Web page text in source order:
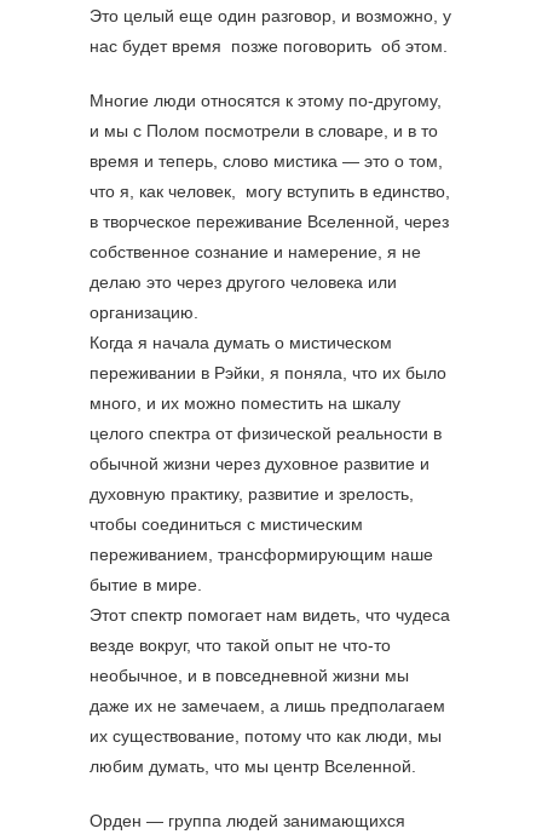
Это целый еще один разговор, и возможно, у
нас будет время позже поговорить об этом.
Многие люди относятся к этому по-другому,
и мы с Полом посмотрели в словаре, и в то
время и теперь, слово мистика — это о том,
что я, как человек, могу вступить в единство,
в творческое переживание Вселенной, через
собственное сознание и намерение, я не
делаю это через другого человека или
организацию.
Когда я начала думать о мистическом
переживании в Рэйки, я поняла, что их было
много, и их можно поместить на шкалу
целого спектра от физической реальности в
обычной жизни через духовное развитие и
духовную практику, развитие и зрелость,
чтобы соединиться с мистическим
переживанием, трансформирующим наше
бытие в мире.
Этот спектр помогает нам видеть, что чудеса
везде вокруг, что такой опыт не что-то
необычное, и в повседневной жизни мы
даже их не замечаем, а лишь предполагаем
их существование, потому что как люди, мы
любим думать, что мы центр Вселенной.
Орден — группа людей занимающихся